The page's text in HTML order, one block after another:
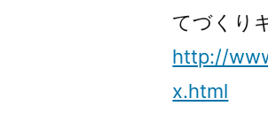
てづくり
http://
x.html